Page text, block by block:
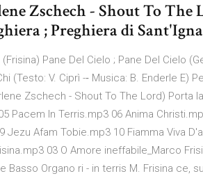
Zschech - Shout To The
; Preghiera di
Pane Del Cielo ; Pane Del Cielo
(Testo: V. Ciprì -­‐ Musica: B. Enderle E)
Zschech - Shout To The Lord) Porta
Pacem In Terris.mp3 06 Anima
Jezu Afam Tobie.mp3 10 Fiamma Viva
03 O Amore ineffabile_Marco
Basso Organo ri - in terris M. Frisina ce,